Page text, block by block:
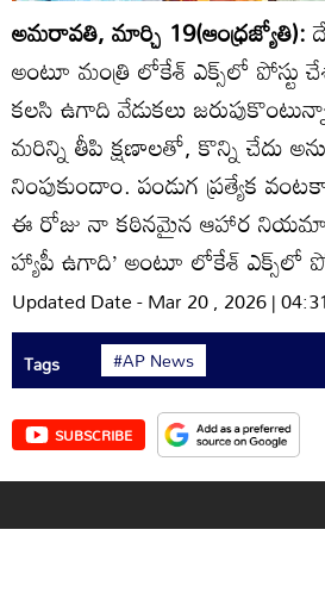
అమరావతి, మార్చి 19(ఆంధ్రజ్యోతి):
అంటూ మంత్రి లోకేశ్‌ ఎక్స్‌లో పోస్టు
కలసి ఉగాది వేడుకలు
మరిన్ని తీపి క్షణాలతో, కొన్ని చేదు
నింపుకుందాం. పండుగ ప్రత్యేక
ఈ రోజు నా కఠినమైన ఆహార
హ్యాపీ ఉగాది’ అంటూ లోకేశ్‌ ఎక్స్‌లో
Updated Date - Mar 20 , 2026 |
Tags #AP News
SUBSCRIBE